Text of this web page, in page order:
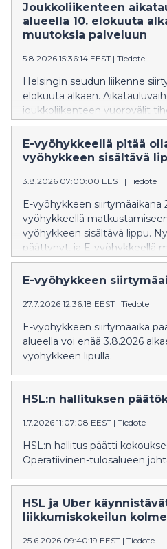
Joukkoliikenteen
alueella 10. elokuuta
muutoksia palveluun
5.8.2026 15:36:14 EEST | Tiedote
Helsingin seudun liikenne
elokuuta alkaen.
joukkoliikenteen vuorovälit
kesätauolta. Syksyn aikana
ja bussiliikenteessä.
E-vyöhykkeellä pitää
vyöhykkeen sisältävä
3.8.2026 07:00:00 EEST | Tiedote
E-vyöhykkeen siirtymäaikana
vyöhykkeellä
vyöhykkeen sisältävä lippu.
päättynyt, ja E-vyöhykkeellä
E-vyöhykkeen sisältävä lippu.
E-vyöhykkeen
27.7.2026 12:36:18 EEST | Tiedote
E-vyöhykkeen siirtymäaika
alueella voi enää 3.8.2026
vyöhykkeen lipulla.
HSL:n hallituksen
1.7.2026 11:07:08 EEST | Tiedote
HSL:n hallitus päätti
Operatiivinen-tulosalueen
HSL ja Uber
liikkumiskokeilun
25.6.2026 09:40:19 EEST | Tiedote